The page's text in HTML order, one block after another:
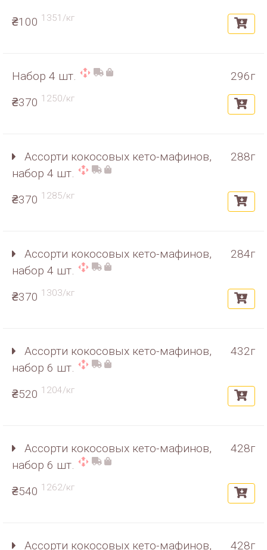
₴100 1351/кг
Набор 4 шт.
296г
₴370 1250/кг
Ассорти кокосовых кето-мафинов,
набор 4 шт.
288г
₴370 1285/кг
Ассорти кокосовых кето-мафинов,
набор 4 шт.
284г
₴370 1303/кг
Ассорти кокосовых кето-мафинов,
набор 6 шт.
432г
₴520 1204/кг
Ассорти кокосовых кето-мафинов,
набор 6 шт.
428г
₴540 1262/кг
Ассорти кокосовых кето-мафинов, 428г